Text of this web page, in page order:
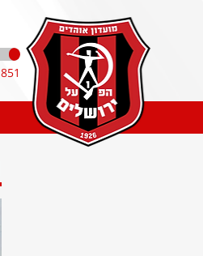
851 חברי וחברות עמותה עד כה, הקליקו והצטרפו!